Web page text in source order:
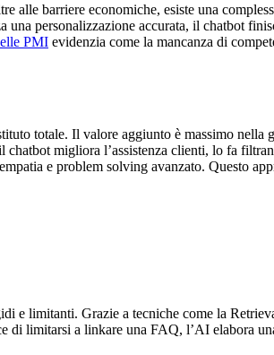
alle barriere economiche, esiste una
personalizzazione accurata, il chatbot
PMI evidenzia come la mancanza di
totale. Il valore aggiunto è massimo nella
migliora l’assistenza clienti, lo fa
e problem solving avanzato. Questo
e limitanti. Grazie a tecniche come la
limitarsi a linkare una FAQ, l’AI elabora